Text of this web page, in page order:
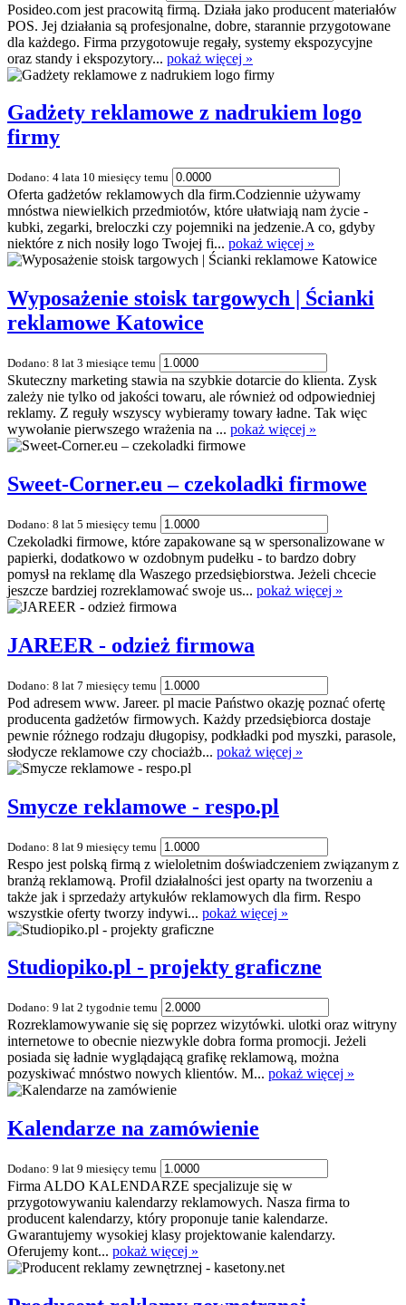
Posideo.com jest pracowitą firmą. Działa jako producent materiałów
POS. Jej działania są profesjonalne, dobre, starannie przygotowane
dla każdego. Firma przygotowuje regały, systemy ekspozycyjne
oraz standy i ekspozytory... pokaż więcej »
Gadżety reklamowe z nadrukiem logo
firmy
Dodano: 4 lata 10 miesięcy temu
Oferta gadżetów reklamowych dla firm.Codziennie używamy
mnóstwa niewielkich przedmiotów, które ułatwiają nam życie -
kubki, zegarki, breloczki czy pojemniki na jedzenie.A co, gdyby
niektóre z nich nosiły logo Twojej fi... pokaż więcej »
Wyposażenie stoisk targowych | Ścianki
reklamowe Katowice
Dodano: 8 lat 3 miesiące temu
Skuteczny marketing stawia na szybkie dotarcie do klienta. Zysk
zależy nie tylko od jakości towaru, ale również od odpowiedniej
reklamy. Z reguły wszyscy wybieramy towary ładne. Tak więc
wywołanie pierwszego wrażenia na ... pokaż więcej »
Sweet-Corner.eu – czekoladki firmowe
Dodano: 8 lat 5 miesięcy temu
Czekoladki firmowe, które zapakowane są w spersonalizowane w
papierki, dodatkowo w ozdobnym pudełku - to bardzo dobry
pomysł na reklamę dla Waszego przedsiębiorstwa. Jeżeli chcecie
jeszcze bardziej rozreklamować swoje us... pokaż więcej »
JAREER - odzież firmowa
Dodano: 8 lat 7 miesięcy temu
Pod adresem www. Jareer. pl macie Państwo okazję poznać ofertę
producenta gadżetów firmowych. Każdy przedsiębiorca dostaje
pewnie różnego rodzaju długopisy, podkładki pod myszki, parasole,
słodycze reklamowe czy chociażb... pokaż więcej »
Smycze reklamowe - respo.pl
Dodano: 8 lat 9 miesięcy temu
Respo jest polską firmą z wieloletnim doświadczeniem związanym z
branżą reklamową. Profil działalności jest oparty na tworzeniu a
także jak i sprzedaży artykułów reklamowych dla firm. Respo
wszystkie oferty tworzy indywi... pokaż więcej »
Studiopiko.pl - projekty graficzne
Dodano: 9 lat 2 tygodnie temu
Rozreklamowywanie się się poprzez wizytówki. ulotki oraz witryny
internetowe to obecnie niezwykle dobra forma promocji. Jeżeli
posiada się ładnie wyglądającą grafikę reklamową, można
pozyskiwać mnóstwo nowych klientów. M... pokaż więcej »
Kalendarze na zamówienie
Dodano: 9 lat 9 miesięcy temu
Firma ALDO KALENDARZE specjalizuje się w
przygotowywaniu kalendarzy reklamowych. Nasza firma to
producent kalendarzy, który proponuje tanie kalendarze.
Gwarantujemy wysokiej klasy projektowanie kalendarzy.
Oferujemy kont... pokaż więcej »